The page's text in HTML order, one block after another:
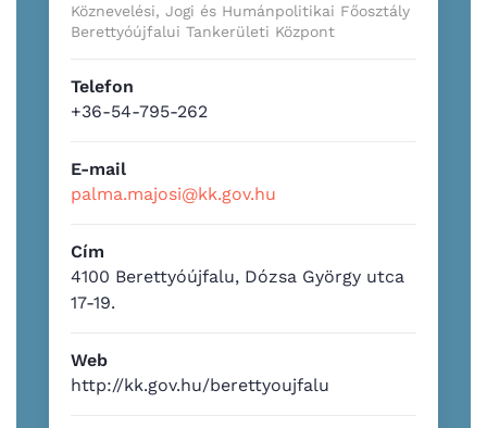
Köznevelési, Jogi és Humánpolitikai Főosztály
Berettyóújfalui Tankerületi Központ
Telefon
+36-54-795-262
E-mail
palma.majosi@kk.gov.hu
Cím
4100 Berettyóújfalu, Dózsa György utca
17-19.
Web
http://kk.gov.hu/berettyoujfalu